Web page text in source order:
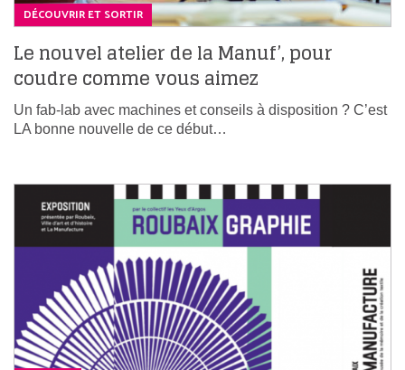
DÉCOUVRIR ET SORTIR
Le nouvel atelier de la Manuf’, pour
coudre comme vous aimez
Un fab-lab avec machines et conseils à disposition ? C’est
LA bonne nouvelle de ce début…